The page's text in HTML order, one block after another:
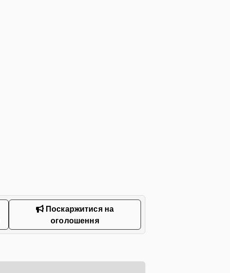
Поскаржитися на
оголошення